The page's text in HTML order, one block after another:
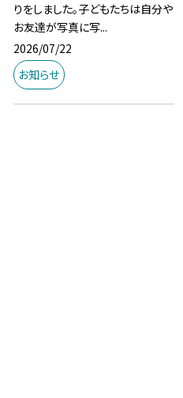
りをしました。子どもたちは自分や
お友達が写真に写...
2026/07/22
お知らせ